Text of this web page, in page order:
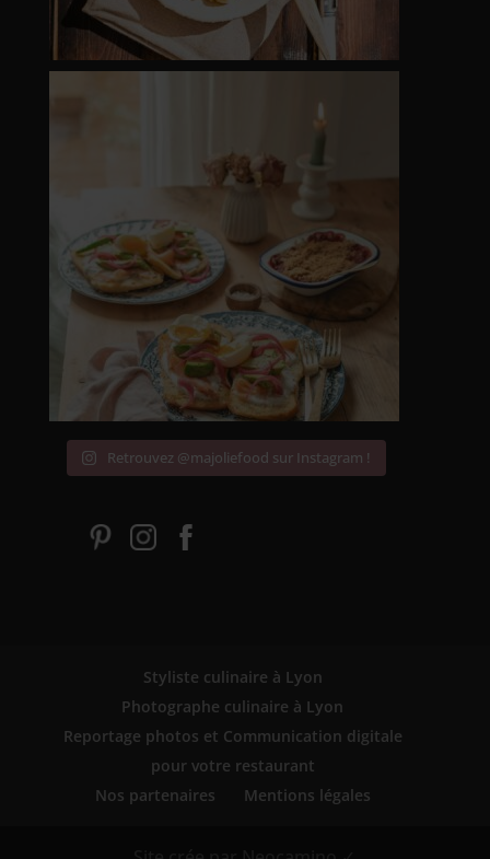
Retrouvez @majoliefood sur Instagram !
Styliste culinaire à Lyon
Photographe culinaire à Lyon
Reportage photos et Communication digitale
pour votre restaurant
Nos partenaires
Mentions légales